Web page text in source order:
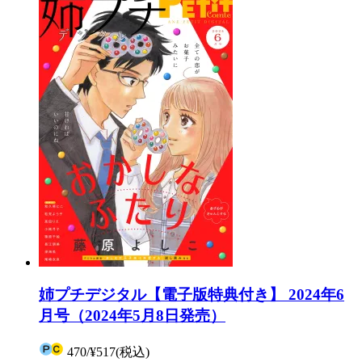
姉プチデジタル【電子版特典付き】 2024年6
月号（2024年5月8日発売）
470/¥517(税込)